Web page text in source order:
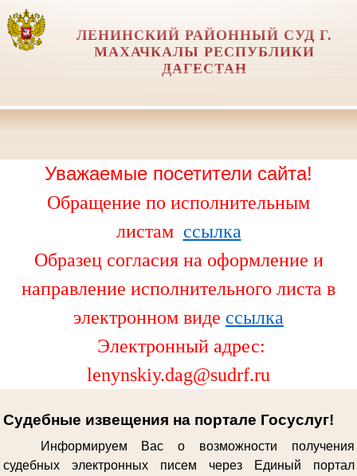
ЛЕНИНСКИЙ РАЙОННЫЙ СУД Г.
МАХАЧКАЛЫ РЕСПУБЛИКИ
ДАГЕСТАН
Уважаемые посетители сайта!
Обращение по исполнительным
листам ссылка
Образец согласия на оформление и
направление исполнительного листа в
электронном виде ссылка
Электронный адрес:
lenynskiy.dag@sudrf.ru
Судебные извещения на портале Госуслуг!
Информируем Вас о возможности получения
судебных электронных писем через Единый портал